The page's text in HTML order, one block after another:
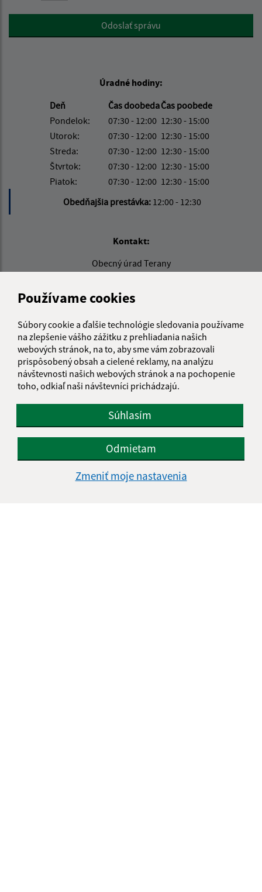
Používame cookies
Súbory cookie a ďalšie technológie sledovania používame
na zlepšenie vášho zážitku z prehliadania našich
webových stránok, na to, aby sme vám zobrazovali
prispôsobený obsah a cielené reklamy, na analýzu
návštevnosti našich webových stránok a na pochopenie
toho, odkiaľ naši návštevníci prichádzajú.
Súhlasím
Odmietam
Zmeniť moje nastavenia
Google reCaptcha ResponseOdoslať správu
Úradné hodiny:
Deň
Čas doobedaČas poobede
Pondelok:
07:30 - 12:00 12:30 - 15:00
Utorok:
07:30 - 12:00 12:30 - 15:00
Streda:
07:30 - 12:00 12:30 - 15:00
Štvrtok:
07:30 - 12:00 12:30 - 15:00
Piatok:
07:30 - 12:00 12:30 - 15:00
Obedňajšia prestávka: 12:00 - 12:30
Kontakt:
Obecný úrad Terany
962 68 Hontianske Tesáre
+421 45 55 832 25
IČO: 00320323